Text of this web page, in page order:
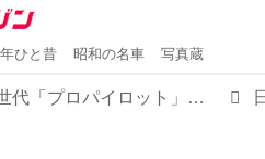
ひと昔 昭和の名車 写真蔵
次世代「プロパイロット」は2027年から搭載！ 日産の新しい運転支援技術は「AIドライバー」をフル活用